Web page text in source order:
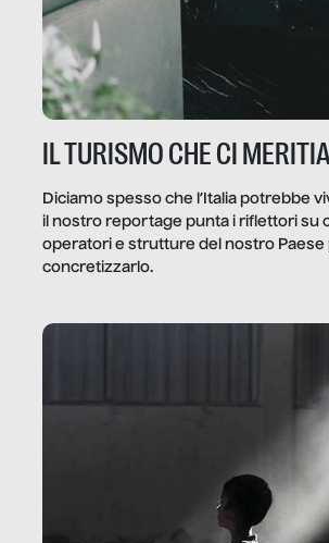
IL TURISMO CHE CI
Diciamo spesso che l’Italia potrebbe
il nostro reportage punta i riflettori su
operatori e strutture del nostro Paese
concretizzarlo.